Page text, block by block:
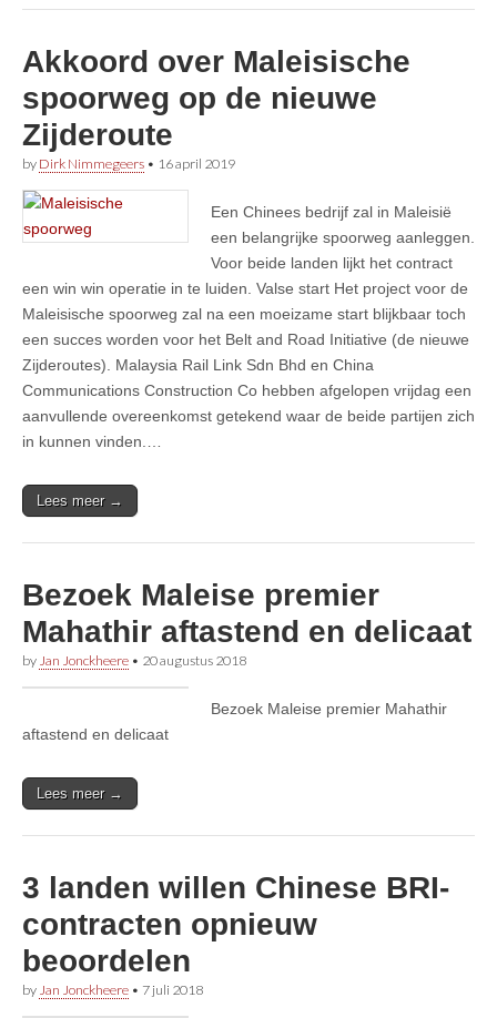
Akkoord over Maleisische
spoorweg op de nieuwe
Zijderoute
by Dirk Nimmegeers • 16 april 2019
Een Chinees bedrijf zal in Maleisië
een belangrijke spoorweg aanleggen.
Voor beide landen lijkt het contract
een win win operatie in te luiden. Valse start Het project voor de
Maleisische spoorweg zal na een moeizame start blijkbaar toch
een succes worden voor het Belt and Road Initiative (de nieuwe
Zijderoutes). Malaysia Rail Link Sdn Bhd en China
Communications Construction Co hebben afgelopen vrijdag een
aanvullende overeenkomst getekend waar de beide partijen zich
in kunnen vinden.…
Lees meer →
Bezoek Maleise premier
Mahathir aftastend en delicaat
by Jan Jonckheere • 20 augustus 2018
Bezoek Maleise premier Mahathir
aftastend en delicaat
Lees meer →
3 landen willen Chinese BRI-
contracten opnieuw
beoordelen
by Jan Jonckheere • 7 juli 2018